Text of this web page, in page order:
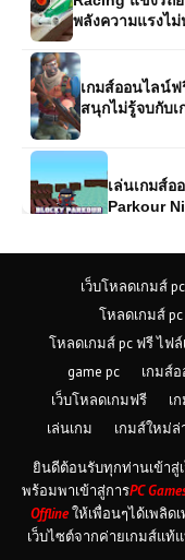
สนุกไม่รู้จบกับเ
เล่นเกมส์
Parkour
เกมส์ออนไลน์
สุดมันส์บนทาง
เกมส์ออนไลน์
เกมจำลองสตา
Simulation
เกมส์ออนไลน์
Racing เกมแ
เกมออนไลน์ฟ
ยิงออนไลน์สุด
เว็บโหลดเกมส์
โหลดเกมส์ pc
โหลดเกมส์ pc ฟรี ไฟ
game pc
เกมส์
เว็บโหลดเกมฟรี
เ
เล่นเกม
เกมส์ใหม่ล่
ยินดีต้อนรับทุกท่านเข้าสู่
พร้อมพาเข้าสู่การPC
Offlineให้เพื่อนๆได้เพลิด
เว็บไซต์จากค่ายเกมส์แ